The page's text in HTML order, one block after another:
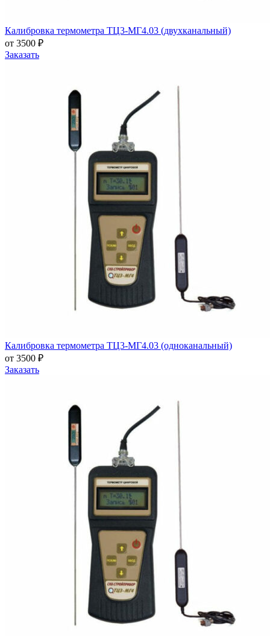
Калибровка термометра ТЦ3-МГ4.03 (двухканальный)
от 3500 ₽
Заказать
Калибровка термометра ТЦ3-МГ4.03 (одноканальный)
от 3500 ₽
Заказать